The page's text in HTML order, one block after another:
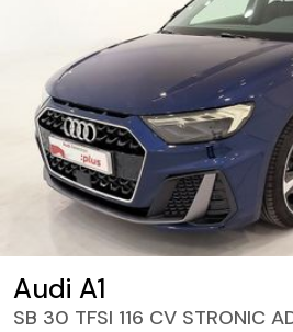
Audi A1
SB 30 TFSI 116 CV STRONIC